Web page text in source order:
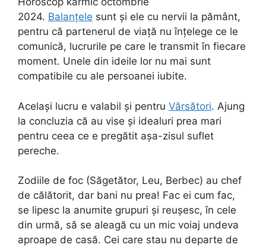
2024. Balanțele sunt și ele cu nervii la pământ,
pentru că partenerul de viață nu înțelege ce le
comunică, lucrurile pe care le transmit în fiecare
moment. Unele din ideile lor nu mai sunt
compatibile cu ale persoanei iubite.
Același lucru e valabil și pentru Vărsători. Ajung
la concluzia că au vise și idealuri prea mari
pentru ceea ce e pregătit așa-zisul suflet
pereche.
Zodiile de foc (Săgetător, Leu, Berbec) au chef
de călătorit, dar bani nu prea! Fac ei cum fac,
se lipesc la anumite grupuri și reușesc, în cele
din urmă, să se aleagă cu un mic voiaj undeva
aproape de casă. Cei care stau nu departe de